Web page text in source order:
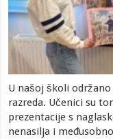
U našoj školi
razreda. Učenici su
prezentacije s
nenasilja i